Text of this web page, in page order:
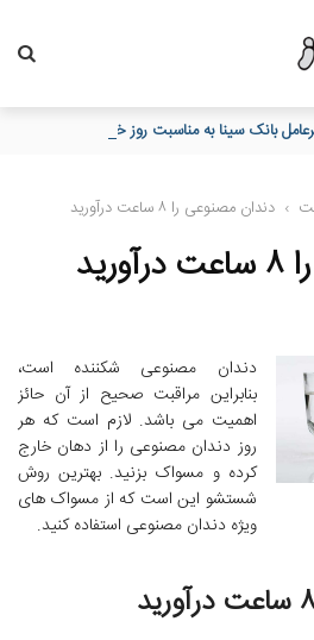
بانک سینا به مناسبت روز خبرنگار
› دندان مصنوعی را ۸ ساعت درآورید
دندان مصنوعی شکننده است،
بنابراین مراقبت صحیح از آن حائز
اهمیت می باشد. لازم است که هر
روز دندان مصنوعی را از دهان خارج
کرده و مسواک بزنید. بهترین روش
شستشو این است که از مسواک های
ویژه دندان مصنوعی استفاده کنید.